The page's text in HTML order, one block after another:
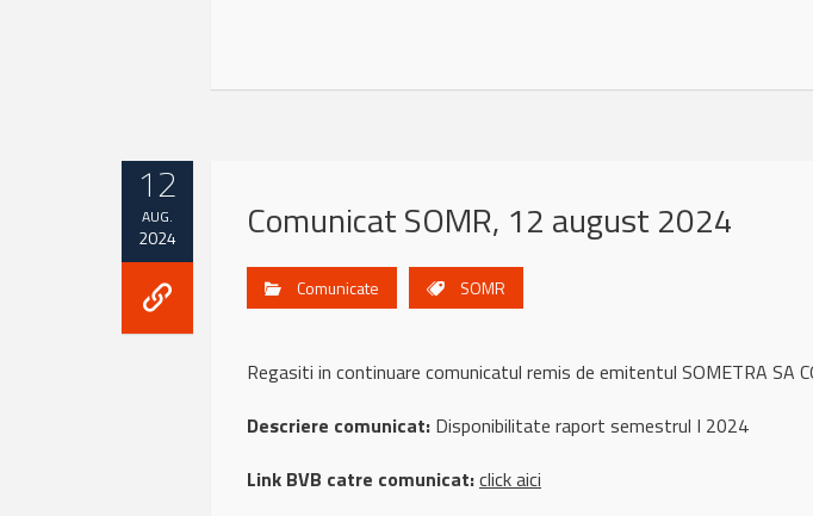
12
AUG.
2024 Comunicat SOMR, 12 august 2024
Comunicate SOMR
Regasiti in continuare comunicatul remis de emitentul SOMETRA SA
Descriere comunicat: Disponibilitate raport semestrul I 2024
Link BVB catre comunicat:click aici